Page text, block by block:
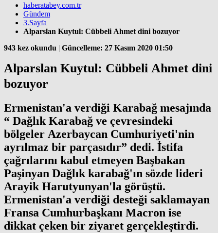
haberatabey.com.tr
Gündem
3.Sayfa
Alparslan Kuytul: Cübbeli Ahmet dini bozuyor
943 kez okundu | Güncelleme: 27 Kasım 2020 01:50
Alparslan Kuytul: Cübbeli Ahmet dini
bozuyor
Ermenistan'a verdiği Karabağ mesajında
“ Dağlık Karabağ ve çevresindeki
bölgeler Azerbaycan Cumhuriyeti'nin
ayrılmaz bir parçasıdır” dedi. İstifa
çağrılarını kabul etmeyen Başbakan
Paşinyan Dağlık karabağ'ın sözde lideri
Arayik Harutyunyan'la görüştü.
Ermenistan'a verdiği desteği saklamayan
Fransa Cumhurbaşkanı Macron ise
dikkat çeken bir ziyaret gerçekleştirdi.